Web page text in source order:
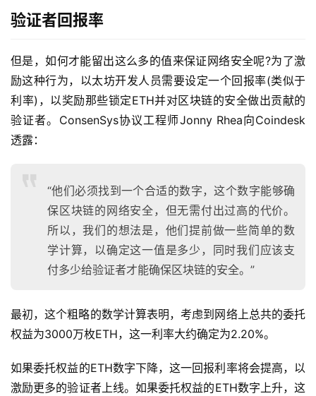
验证者回报率
但是，如何才能留出这么多的值来保证网络安全呢?为了激
励这种行为，以太坊开发人员需要设定一个回报率(类似于
利率)，以奖励那些锁定ETH并对区块链的安全做出贡献的
验证者。ConsenSys协议工程师Jonny Rhea向Coindesk
透露：
“他们必须找到一个合适的数字，这个数字能够确
保区块链的网络安全，但无需付出过高的代价。
所以，我们的想法是，他们提前做一些简单的数
学计算，以确定这一值是多少，同时我们应该支
付多少给验证者才能确保区块链的安全。”
最初，这个粗略的数学计算表明，考虑到网络上总共的委托
权益为3000万枚ETH，这一利率大约确定为2.20%。
如果委托权益的ETH数字下降，这一回报利率将会提高，以
激励更多的验证者上线。如果委托权益的ETH数字上升，这